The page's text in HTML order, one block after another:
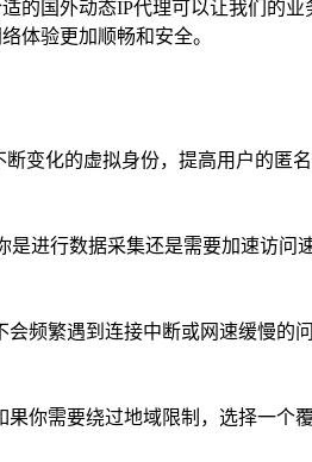
的国外动态IP代理可以让我们的
体验更加顺畅和安全。
变化的虚拟身份，提高用户的匿
进行数据采集还是需要加速访问
频繁遇到连接中断或网速缓慢的
你需要绕过地域限制，选择一个